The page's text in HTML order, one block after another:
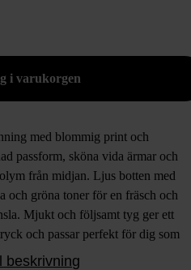
med blommig print och
passform, sköna vida ärmar och
från midjan. Ljus botten med
och gröna toner för en fräsch och
Mjukt och följsamt tyg ger ett
och passar perfekt för dig som
och trendig stil.
beskrivning